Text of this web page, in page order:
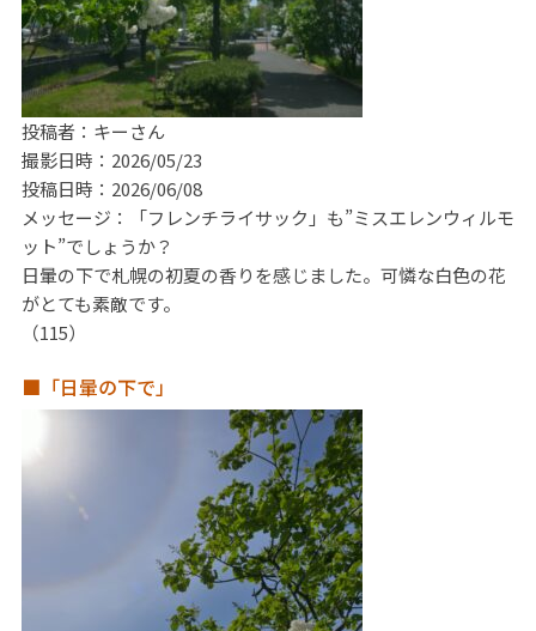
投稿者：キーさん
撮影日時：2026/05/23
投稿日時：2026/06/08
メッセージ：「フレンチライサック」も”ミスエレンウィルモ
ット”でしょうか？
日暈の下で札幌の初夏の香りを感じました。可憐な白色の花
がとても素敵です。
（115）
■「日暈の下で」